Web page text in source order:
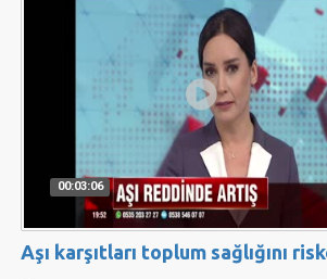
00:03:06
Aşı karşıtları toplum sağlığını